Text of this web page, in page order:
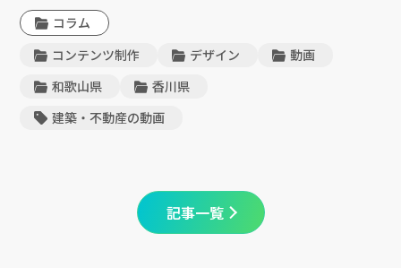
コラム
コンテンツ制作
デザイン
動画
和歌山県
香川県
建築・不動産の動画
記事一覧